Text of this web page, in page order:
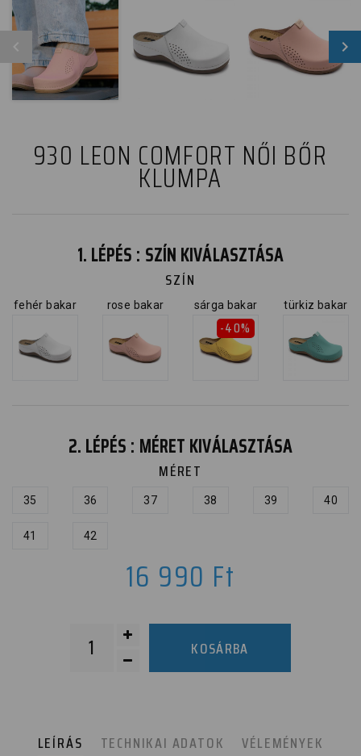
930 LEON COMFORT NŐI BŐR
KLUMPA
1. LÉPÉS : SZÍN KIVÁLASZTÁSA
SZÍN
fehér bakar rose bakar sárga bakar
-40%
türkiz bakar
2. LÉPÉS : MÉRET KIVÁLASZTÁSA
MÉRET
35 36 37 38 39 40
41 42
16 990 Ft
KOSÁRBA
LEÍRÁS TECHNIKAI ADATOK
VÉLEMÉNYEK